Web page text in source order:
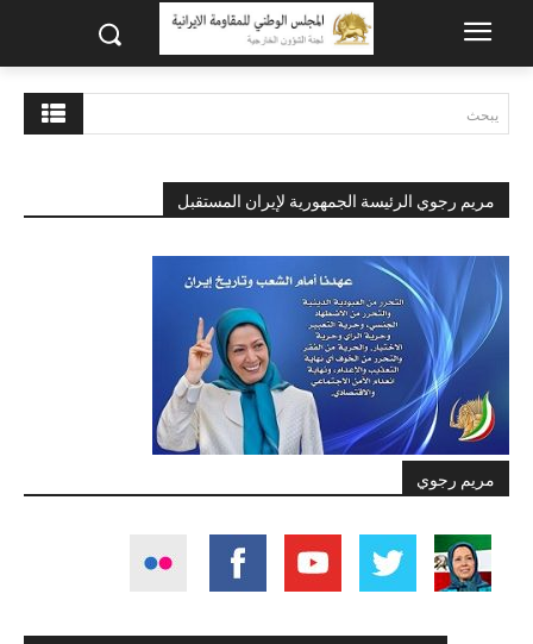
يبحث
مريم رجوي الرئيسة الجمهورية لإيران المستقبل
مريم رجوي